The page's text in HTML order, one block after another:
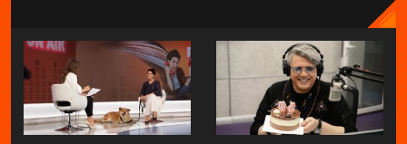
în fața telespectatorilor.